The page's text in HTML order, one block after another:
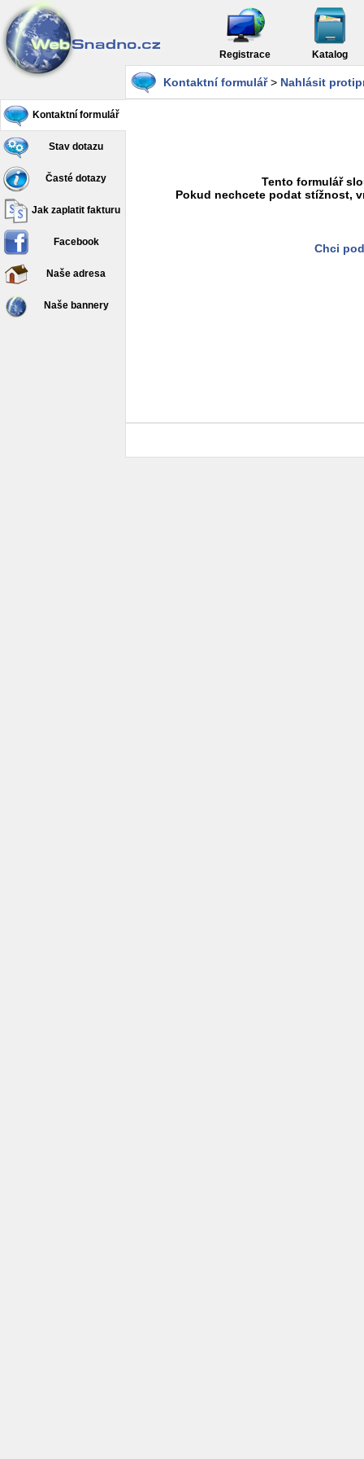
Registrace Katalog
Kontaktní formulář
Stav dotazu
Časté dotazy
Jak zaplatit fakturu
Facebook
Naše adresa
Naše bannery
Kontaktní formulář> Nahlásit
Tento formulář
Pokud nechcete podat stížnost,
Chci